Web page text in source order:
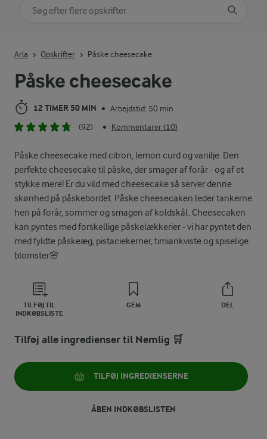
Påske cheesecake
12 TIMER 50 MIN • Arbejdstid: 50 min
(92)
• Kommentarer (10)
Påske cheesecake med citron, lemon curd og vanilje. Den
perfekte cheesecake til påske, der smager af forår - og af et
stykke mere! Er du vild med cheesecake så server denne
skønhed på påskebordet. Påske cheesecaken leder tankerne
hen på forår, sommer og smagen af koldskål. Cheesecaken
kan pyntes med forskellige påskelækkerier - vi har pyntet den
med fyldte påskeæg, pistaciekerner, timiankviste og spiselige
blomster🌸
TILFØJ TIL
INDKØBSLISTE
GEM DEL
Arla Opskrifter Påske cheesecake
Tilføj alle ingredienser til Nemlig 🛒
TILFØJ INGREDIENSERNE
ÅBEN INDKØBSLISTEN
Søg på kategori